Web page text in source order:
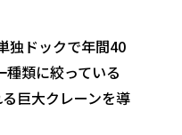
独ドックで年間40
類に絞っている
巨大クレーンを導